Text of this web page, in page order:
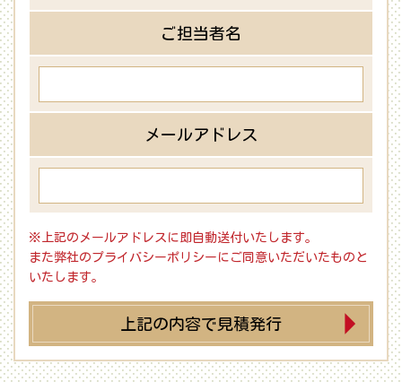
ご担当者名
メールアドレス
※上記のメールアドレスに即自動送付いたします。
また弊社のプライバシーポリシーにご同意いただいたものと
いたします。
上記の内容で見積発行